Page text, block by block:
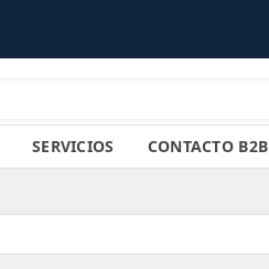
SERVICIOS CONTACTO B2B